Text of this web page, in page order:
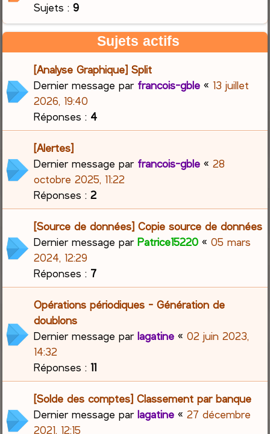
Sujets :9
Sujets actifs
[Analyse Graphique] Split
Dernier message par francois-gble « 13 juillet
2026, 19:40
Réponses : 4
[Alertes]
Dernier message par francois-gble «28
octobre 2025, 11:22
Réponses :2
[Source de données] Copie source de données
Dernier message parPatrice15220 «05 mars
2024, 12:29
Réponses : 7
Opérations périodiques - Génération de
doublons
Dernier message parlagatine «02 juin 2023,
14:32
Réponses :11
[Solde des comptes] Classement par banque
Dernier message parlagatine «27 décembre
2021, 12:15